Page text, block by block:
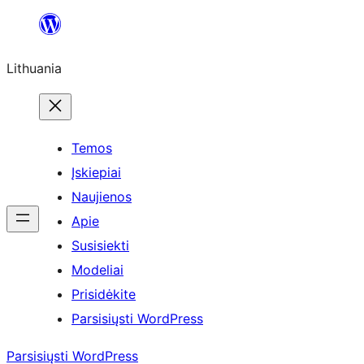
turinio
Lithuania
Temos
Įskiepiai
Naujienos
Apie
Susisiekti
Modeliai
Prisidėkite
Parsisiųsti WordPress
Parsisiųsti WordPress